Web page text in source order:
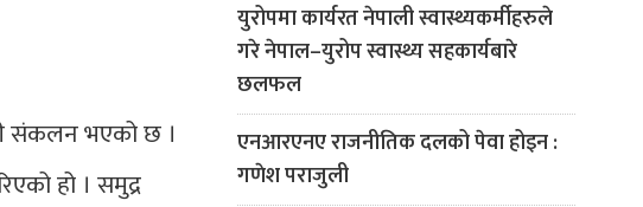
संकलन भएको छ ।
हो । समुद्र
युरोपमा कार्यरत नेपाली स्वास्थ्यकर्मीहरुले
गरे नेपाल–युरोप स्वास्थ्य सहकार्यबारे
छलफल
एनआरएनए राजनीतिक दलको पेवा होइन :
गणेश पराजुली